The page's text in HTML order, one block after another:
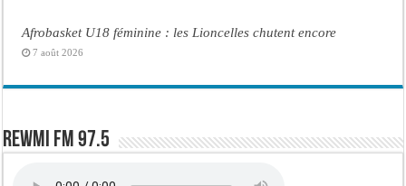
Afrobasket U18 féminine : les Lioncelles chutent encore
7 août 2026
Rewmi FM 97.5